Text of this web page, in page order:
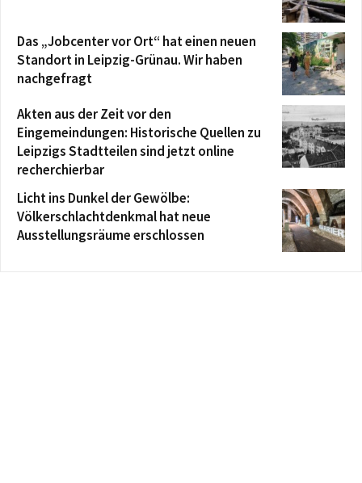
Das „Jobcenter vor Ort“ hat einen neuen
Standort in Leipzig-Grünau. Wir haben
nachgefragt
Akten aus der Zeit vor den
Eingemeindungen: Historische Quellen zu
Leipzigs Stadtteilen sind jetzt online
recherchierbar
Licht ins Dunkel der Gewölbe:
Völkerschlachtdenkmal hat neue
Ausstellungsräume erschlossen